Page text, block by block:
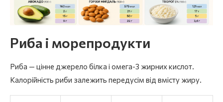
Риба і морепродукти
Риба — цінне джерело білка і омега-3 жирних кислот.
Калорійність риби залежить передусім від вмісту жиру.